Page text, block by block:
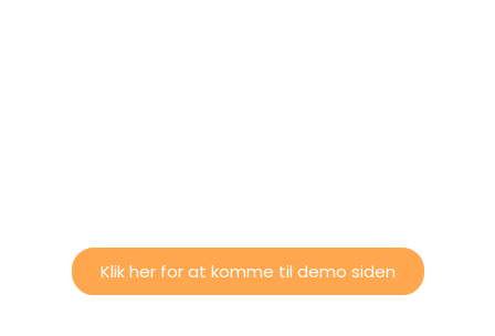
Klik her for at komme til demo siden